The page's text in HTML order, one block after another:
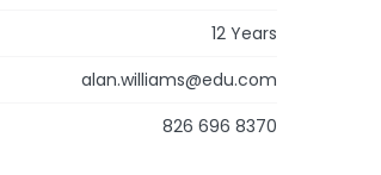
12 Years
alan.williams@edu.com
826 696 8370